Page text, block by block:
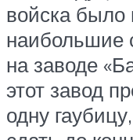
войска было
наибольшие
на заводе
этот завод
одну